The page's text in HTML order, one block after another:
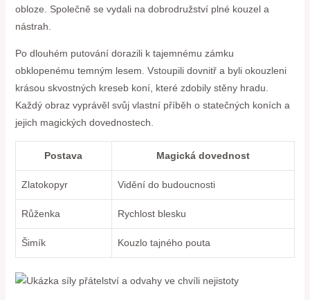
obloze. Společně se vydali na dobrodružství plné kouzel a
nástrah.
Po dlouhém putování dorazili k tajemnému zámku
obklopenému temným lesem. Vstoupili dovnitř a byli okouzleni
krásou skvostných kreseb koní, které zdobily stěny hradu.
Každý obraz vyprávěl svůj vlastní příběh o statečných koních a
jejich magických dovednostech.
Postava Magická dovednost
Zlatokopyr Vidění do budoucnosti
Růženka Rychlost blesku
Šimík Kouzlo tajného pouta